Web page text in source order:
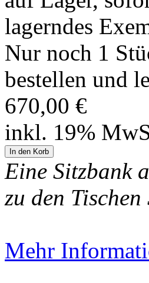
Nur noch 1
bestellen und
670,00 €
inkl. 19%
Eine Sitzbank
zu den
Mehr